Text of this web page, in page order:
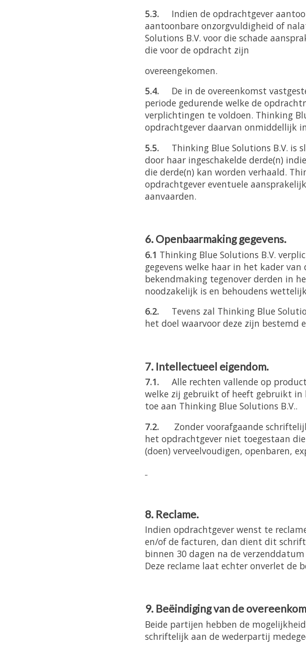
5.3. Indien de opdrachtgever
aantoonbare onzorgvuldigheid of
Solutions B.V. voor die schade
die voor de opdracht zijn
overeengekomen.
5.4. De in de overeenkomst
periode gedurende welke de
verplichtingen te voldoen. Thinking
opdrachtgever daarvan onmiddellijk
5.5. Thinking Blue Solutions B.V. is
door haar ingeschakelde derde(n)
die derde(n) kan worden verhaald.
opdrachtgever eventuele
aanvaarden.
6. Openbaarmaking gegevens.
6.1 Thinking Blue Solutions B.V.
gegevens welke haar in het kader
bekendmaking tegenover derden in
noodzakelijk is en behoudens
6.2. Tevens zal Thinking Blue
het doel waarvoor deze zijn bestemd
7. Intellectueel eigendom.
7.1. Alle rechten vallende op
welke zij gebruikt of heeft gebruikt
toe aan Thinking Blue Solutions B.V..
7.2. Zonder voorafgaande
het opdrachtgever niet toegestaan
(doen) verveelvoudigen, openbaren,
8. Reclame.
Indien opdrachtgever wenst te
en/of de facturen, dan dient dit
binnen 30 dagen na de
Deze reclame laat echter onverlet de
9. Beëindiging van de
Beide partijen hebben de
schriftelijk aan de wederpartij